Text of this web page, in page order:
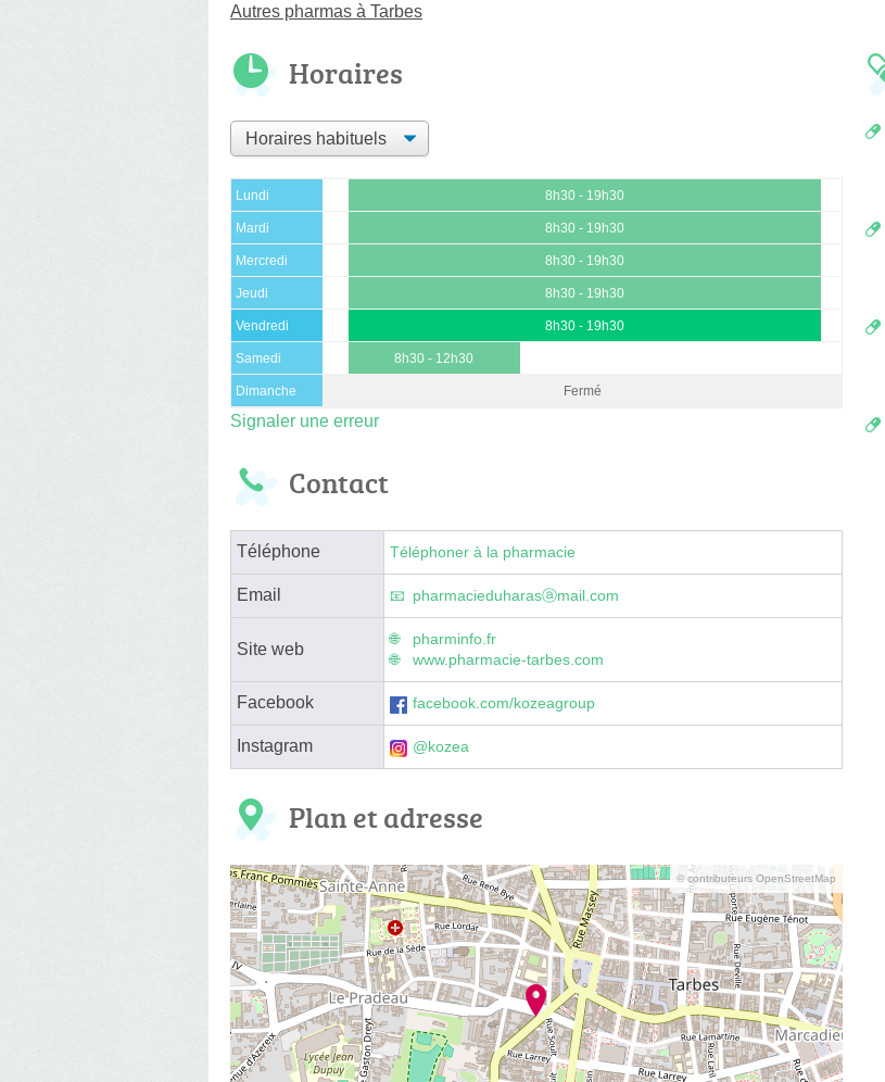
Autres pharmas à Tarbes
Horaires
Lundi 8h30 - 19h30
Mardi 8h30 - 19h30
Mercredi 8h30 - 19h30
Jeudi 8h30 - 19h30
Vendredi 8h30 - 19h30
Samedi 8h30 - 12h30
Dimanche Fermé
Signaler une erreur
Contact
Téléphone Téléphoner à la pharmacie
Email pharmacieduharasⓐmail.com
Site web
pharminfo.fr
www.pharmacie-tarbes.com
Facebook facebook.com/kozeagroup
Instagram @kozea
Plan et adresse
© contributeurs OpenStreetMap